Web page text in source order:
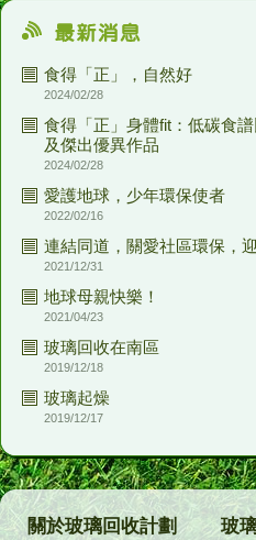
食得「正」，自然好
2024/02/28
食得「正」身體fit：低碳食
及傑出優異作品
2024/02/28
愛護地球，少年環保使者
2022/02/16
連結同道，關愛社區環保，
2021/12/31
地球母親快樂！
2021/04/23
玻璃回收在南區
2019/12/18
玻璃起燥
2019/12/17
關於玻璃回收計劃 玻